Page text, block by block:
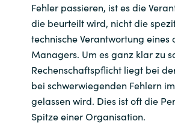
Fehler passieren, ist es die
die beurteilt wird, nicht die
technische Verantwortung eines
Managers. Um es ganz klar zu
Rechenschaftspflicht liegt bei
bei schwerwiegenden Fehlern
gelassen wird. Dies ist oft die
Spitze einer Organisation.